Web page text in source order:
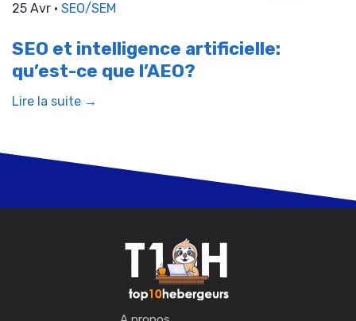
25 Avr • SEO/SEM
SEO et intelligence artificielle:
qu’est-ce que l’AEO?
Lire la suite →